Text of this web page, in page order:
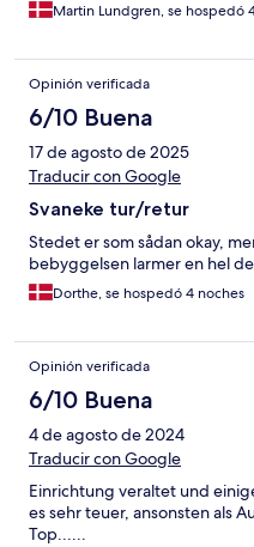
Martin Lundgren, se hospedó
Opinión verificada
6/10 Buena
17 de agosto de 2025
Traducir con Google
Svaneke tur/retur
Stedet er som sådan okay,
bebyggelsen larmer en hel
Dorthe, se hospedó 4 noches
Opinión verificada
6/10 Buena
4 de agosto de 2024
Traducir con Google
Einrichtung veraltet und
es sehr teuer, ansonsten als
Top......